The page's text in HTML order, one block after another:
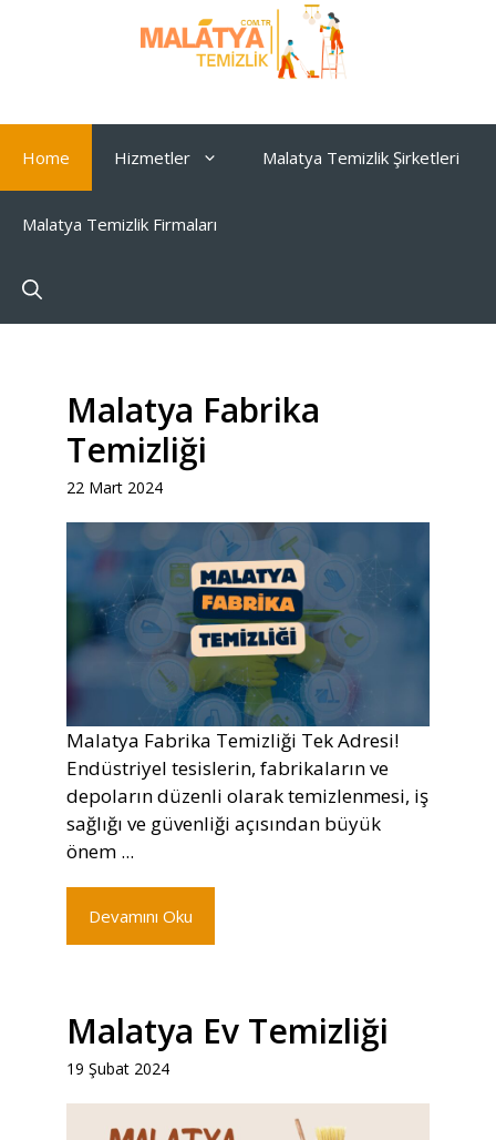
Home Hizmetler Malatya Temizlik Şirketleri
Malatya Temizlik Firmaları
Malatya Fabrika
Temizliği
22 Mart 2024
Malatya Fabrika Temizliği Tek Adresi!
Endüstriyel tesislerin, fabrikaların ve
depoların düzenli olarak temizlenmesi, iş
sağlığı ve güvenliği açısından büyük
önem ...
Devamını Oku
Malatya Ev Temizliği
19 Şubat 2024